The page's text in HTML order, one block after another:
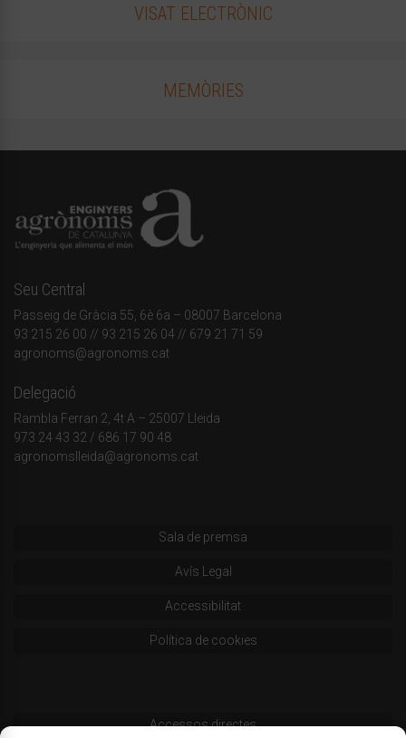
VISAT ELECTRÒNIC
MEMÒRIES
Seu Central
Passeig de Gràcia 55, 6è 6a – 08007 Barcelona
93 215 26 00 // 93 215 26 04 // 679 21 71 59
agronoms@agronoms.cat
Delegació
Rambla Ferran 2, 4t A – 25007 Lleida
973 24 43 32 / 686 17 90 48
agronomslleida@agronoms.cat
Sala de premsa
Avís Legal
Accessibilitat
Política de cookies
Accessos directes